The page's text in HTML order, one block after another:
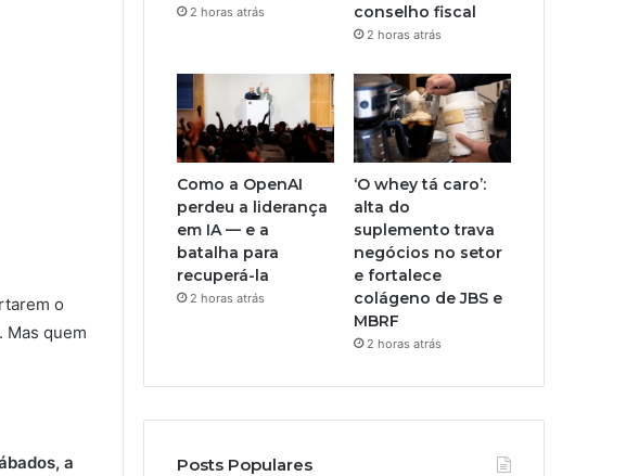
o
Mas quem
a
2 horas atrás
conselho fiscal
2 horas atrás
Como a OpenAI
perdeu a liderança
em IA — e a
batalha para
recuperá-la
2 horas atrás
‘O whey tá caro’:
alta do
suplemento trava
negócios no setor
e fortalece
colágeno de JBS e
MBRF
2 horas atrás
Posts Populares